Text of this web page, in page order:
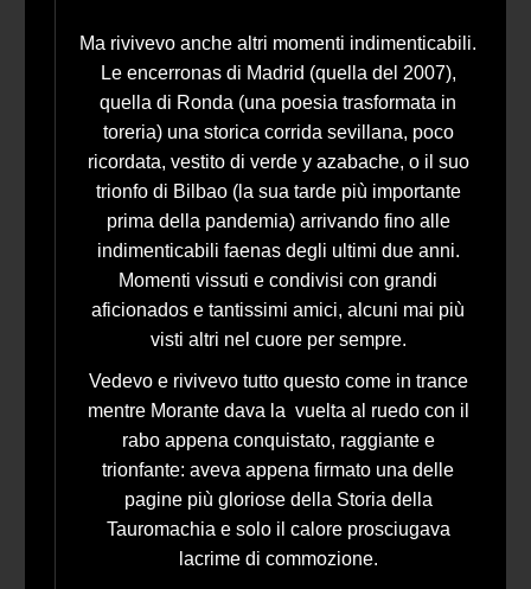
Ma rivivevo anche altri momenti indimenticabili.
Le encerronas di Madrid (quella del 2007),
quella di Ronda (una poesia trasformata in
toreria) una storica corrida sevillana, poco
ricordata, vestito di verde y azabache, o il suo
trionfo di Bilbao (la sua tarde più importante
prima della pandemia) arrivando fino alle
indimenticabili faenas degli ultimi due anni.
Momenti vissuti e condivisi con grandi
aficionados e tantissimi amici, alcuni mai più
visti altri nel cuore per sempre.
Vedevo e rivivevo tutto questo come in trance
mentre Morante dava la vuelta al ruedo con il
rabo appena conquistato, raggiante e
trionfante: aveva appena firmato una delle
pagine più gloriose della Storia della
Tauromachia e solo il calore prosciugava
lacrime di commozione.